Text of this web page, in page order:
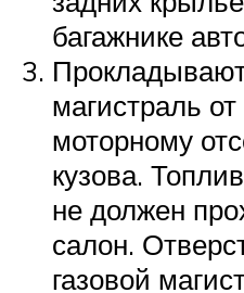
багажнике
магистраль
моторному
кузова.
не должен
салон.
газовой